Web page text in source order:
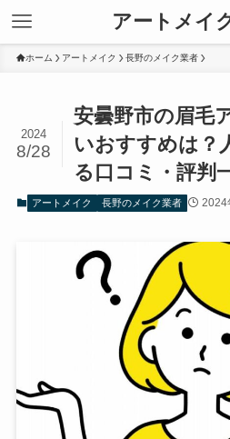
アートメイ
ホーム アートメイク 長野のメイク業者
安曇野市の眉毛
いおすすめは？
る口コミ・評判
2024
8/28
アートメイク 長野のメイク業者 2024